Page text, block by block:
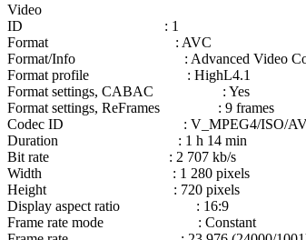
‍Video
ID : 1
Format : AVC
Format/Info : Advanced Video
Format profile : HighL4.1
Format settings, CABAC : Yes
Format settings, ReFrames : 9 frames
Codec ID : V_MPEG4/ISO/
Duration : 1 h 14 min
Bit rate : 2 707 kb/s
Width : 1 280 pixels
Height : 720 pixels
Display aspect ratio : 16:9
Frame rate mode : Constant